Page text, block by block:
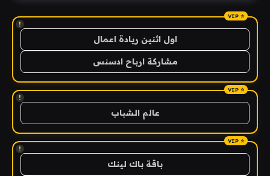
!
اول اثنين ريادة اعمال
مشاركة ارباح ادسنس
!
عالم الشباب
!
باقة باك لينك